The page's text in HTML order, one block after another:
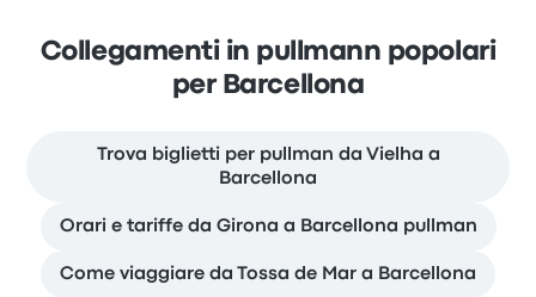
Collegamenti in pullmann popolari
per Barcellona
Trova biglietti per pullman da Vielha a
Barcellona
Orari e tariffe da Girona a Barcellona pullman
Come viaggiare da Tossa de Mar a Barcellona